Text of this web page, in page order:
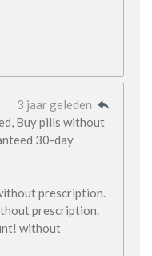
3 jaar geleden
Buy pills without
30-day
prescription.
prescription.
without